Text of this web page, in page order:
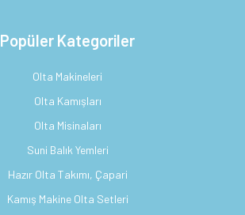
Popüler Kategoriler
Olta Makineleri
Olta Kamışları
Olta Misinaları
Suni Balık Yemleri
Hazır Olta Takımı, Çapari
Kamış Makine Olta Setleri